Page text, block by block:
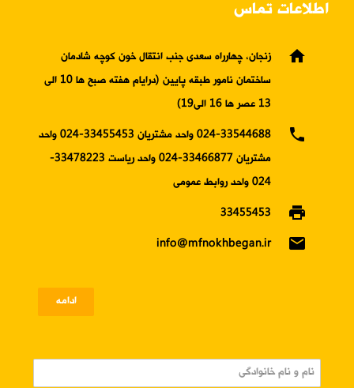
اطلاعات تماس
home
زنجان، چهارراه سعدی جنب انتقال خون کوچه شادمان
ساختمان نامور طبقه پایین (درایام هفته صبح ها 10 الی
13 عصر ها 16 الی19)
phone
024-33544688 واحد مشتریان 33455453-024 واحد
مشتریان 33466877-024 واحد ریاست 33478223-
024 واحد روابط عمومی
print
33455453
email
info@mfnokhbegan.ir
ادامه